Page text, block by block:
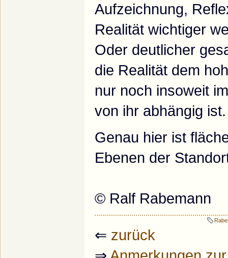
Aufzeichnung,
Realität wichtiger
Oder deutlicher
die Realität dem
nur noch insoweit
von ihr abhängig ist.
Genau hier ist
Ebenen der
© Ralf Rabemann
⇐ zurück